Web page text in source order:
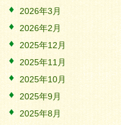
2026年3月
2026年2月
2025年12月
2025年11月
2025年10月
2025年9月
2025年8月